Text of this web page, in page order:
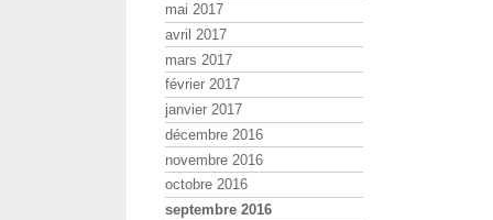
mai 2017
avril 2017
mars 2017
février 2017
janvier 2017
décembre 2016
novembre 2016
octobre 2016
septembre 2016